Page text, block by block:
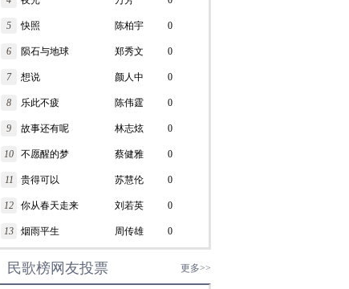
5 快照 陈柏宇 0
6 陨石与地球 郑秀文 0
7 想说 颜人中 0
8 乐此不疲 陈伟霆 0
9 故事还有呢 林志炫 0
10 不愿醒的梦 蔡健雅 0
11 贵得可以 苏慧伦 0
12 你从春天走来 刘若英 0
13 烟雨平生 周传雄 0
民歌榜网友投票 更多>>